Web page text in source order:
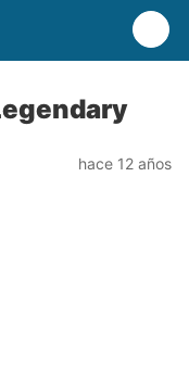
hace 12 años